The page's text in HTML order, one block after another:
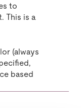
to
This is a
(always
based